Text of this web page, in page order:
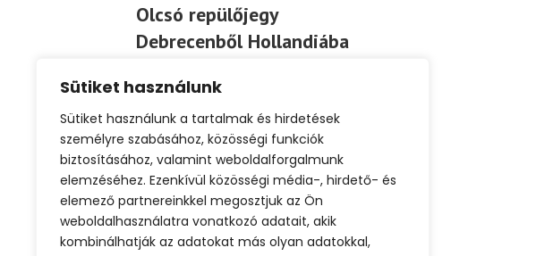
Sütiket használunk
Sütiket használunk a tartalmak és hirdetések
személyre szabásához, közösségi funkciók
biztosításához, valamint weboldalforgalmunk
elemzéséhez. Ezenkívül közösségi média-, hirdető- és
elemező partnereinkkel megosztjuk az Ön
weboldalhasználatra vonatkozó adatait, akik
kombinálhatják az adatokat más olyan adatokkal,
Olcsó repülőjegy
Debrecenből Hollandiába
Hollandiába 47.496 Ft/fő Utazás
időpontja: 2023. július 20-23.
Légitársaság: WizzAir Indulás:
Debrecen...
Tovább